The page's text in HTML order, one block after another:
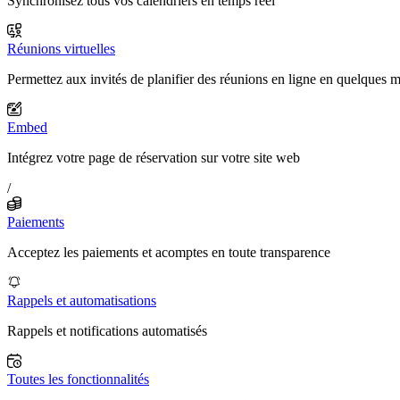
Réunions virtuelles
Permettez aux invités de planifier des réunions en ligne en quelques
Embed
Intégrez votre page de réservation sur votre site web
/
Paiements
Acceptez les paiements et acomptes en toute transparence
Rappels et automatisations
Rappels et notifications automatisés
Toutes les fonctionnalités